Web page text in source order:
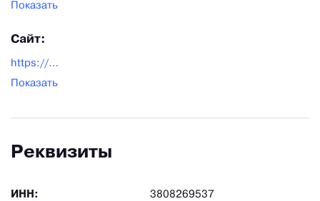
Показать
Сайт:
https://podnimi.ru/
Показать
Реквизиты
ИНН: 3808269537